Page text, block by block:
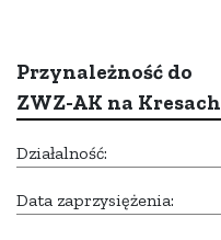
Przynależność do
ZWZ-AK na Kresach
Działalność:
Data zaprzysiężenia: